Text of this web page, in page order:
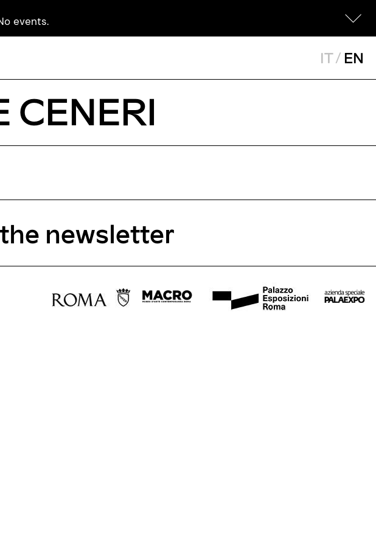
events.
IT/ EN
CENERI
newsletter